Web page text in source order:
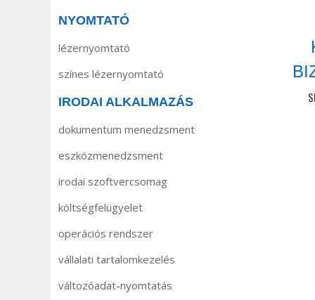
NYOMTATÓ
lézernyomtató
színes lézernyomtató
IRODAI ALKALMAZÁS
dokumentum menedzsment
eszközmenedzsment
irodai szoftvercsomag
költségfelügyelet
operációs rendszer
vállalati tartalomkezelés
változóadat-nyomtatás